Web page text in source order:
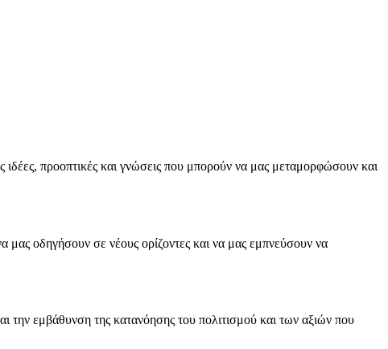
προοπτικές και γνώσεις που μπορούν να μας μεταμορφώσουν και
οδηγήσουν σε νέους ορίζοντες και να μας εμπνεύσουν να
την εμβάθυνση της κατανόησης του πολιτισμού και των αξιών που